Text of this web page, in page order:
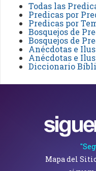
Todas las
Predicas por
Predicas por
Bosquejos de
Bosquejos de
Anécdotas e
Anécdotas e
Diccionario
Mapa del